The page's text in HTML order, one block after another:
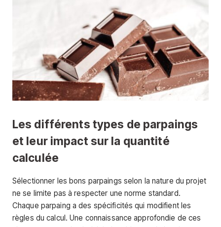
Les différents types de parpaings
et leur impact sur la quantité
calculée
Sélectionner les bons parpaings selon la nature du projet
ne se limite pas à respecter une norme standard.
Chaque parpaing a des spécificités qui modifient les
règles du calcul. Une connaissance approfondie de ces